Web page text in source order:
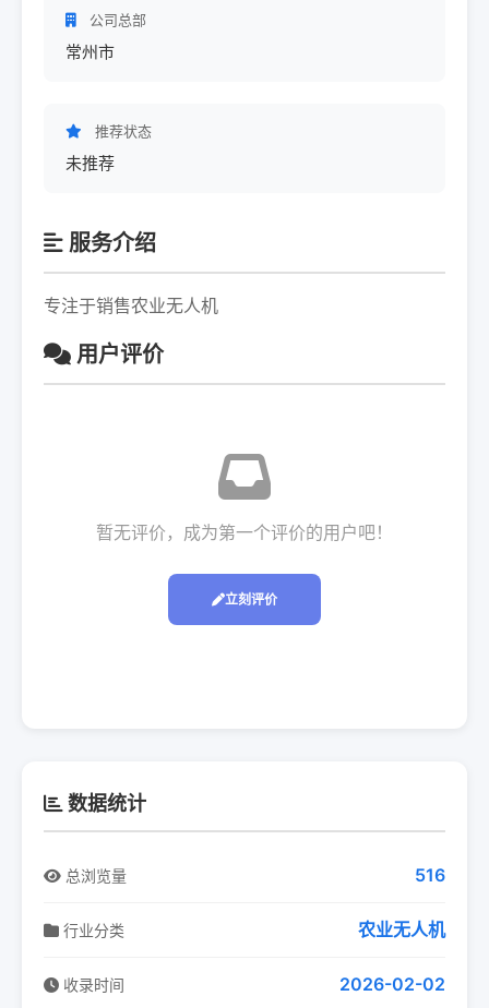
公司总部
常州市
推荐状态
未推荐
服务介绍
专注于销售农业无人机
用户评价
暂无评价，成为第一个评价的用户吧！
立刻评价
数据统计
总浏览量 516
行业分类 农业无人机
收录时间 2026-02-02